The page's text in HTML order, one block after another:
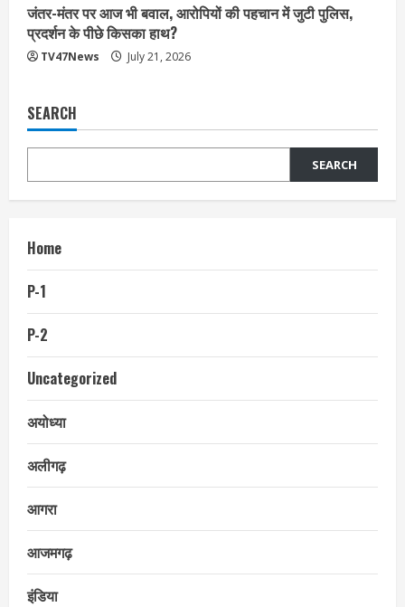
जंतर-मंतर पर आज भी बवाल, आरोपियों की पहचान में जुटी पुलिस,
प्रदर्शन के पीछे किसका हाथ?
TV47News July 21, 2026
SEARCH
SEARCH
Home
P-1
P-2
Uncategorized
अयोध्या
अलीगढ़
आगरा
आजमगढ़
इंडिया